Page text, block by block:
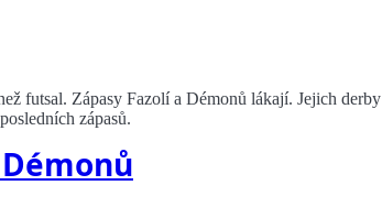
futsal. Zápasy Fazolí a Démonů lákají. Jejich derby
zápasů.